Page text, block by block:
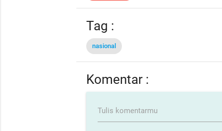
Tag :
nasional
Komentar :
Tulis komentarmu